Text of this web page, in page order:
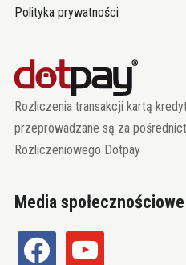
Polityka prywatności
Rozliczenia transakcji kartą
przeprowadzane są za
Rozliczeniowego Dotpay
Media społecznościowe
facebook youtube